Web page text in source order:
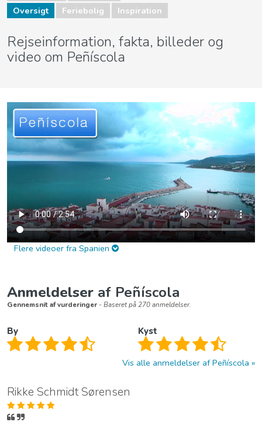
Oversigt
Feriebolig Inspiration
Rejseinformation, fakta, billeder og
video om Peñíscola
Flere videoer fra Spanien
Anmeldelser af Peñíscola
Gennemsnit af vurderinger - Baseret på 270 anmeldelser.
By Kyst
Vis alle anmeldelser af Peñíscola
Rikke Schmidt Sørensen